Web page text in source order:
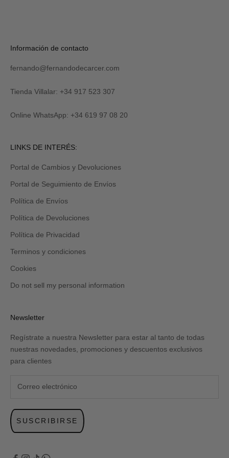
R
I
I
M
E
Verás
tu
al
y
recibirás
Revisa
carpeta
de
promociones
spam.
Información de contacto
fernando@fernandodecarcer.com
Tienda Villalar: +34 917 523 307
Online WhatsApp: +34 619 97 08 20
LINKS DE INTERÉS:
Portal de Cambios y Devoluciones
Portal de Seguimiento de Envíos
Política de Envíos
Política de Devoluciones
Política de Privacidad
Terminos y condiciones
Cookies
Do not sell my personal information
Newsletter
Regístrate a nuestra Newsletter para estar al tanto de todas
nuestras novedades, promociones y descuentos exclusivos
para clientes
SUSCRIBIRSE